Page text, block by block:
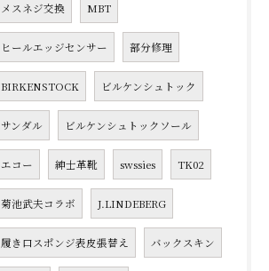
メスネジ交換 MBT
ヒールエッジセンサー 部分修理
BIRKENSTOCK ビルケンシュトック
サンダル ビルケンシュトックソール
エコー 紳士革靴 swssies TK02
菊池武夫コラボ J.LINDEBERG
履き口スポンジ表皮張替え バックスキン